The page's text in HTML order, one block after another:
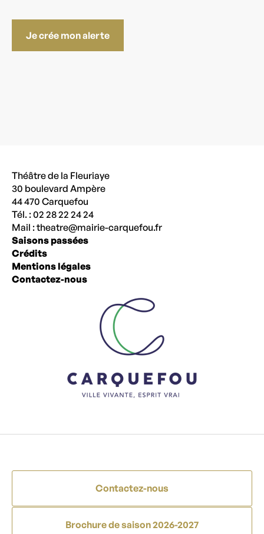
Je crée mon alerte
Théâtre de la Fleuriaye
30 boulevard Ampère
44 470 Carquefou
Tél. : 02 28 22 24 24
Mail :theatre@mairie-carquefou.fr
Saisons passées
Crédits
Mentions légales
Contactez-nous
Contactez-nous
Brochure de saison 2026-2027